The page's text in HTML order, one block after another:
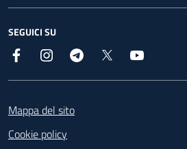
SEGUICI SU
Facebook InstagramTelegram
Mappa del sito
Cookie policy